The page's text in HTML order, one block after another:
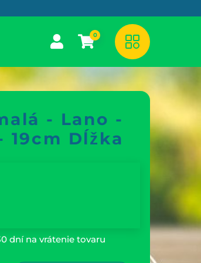
0
- Lano -
19cm Dĺžka
dní na vrátenie tovaru